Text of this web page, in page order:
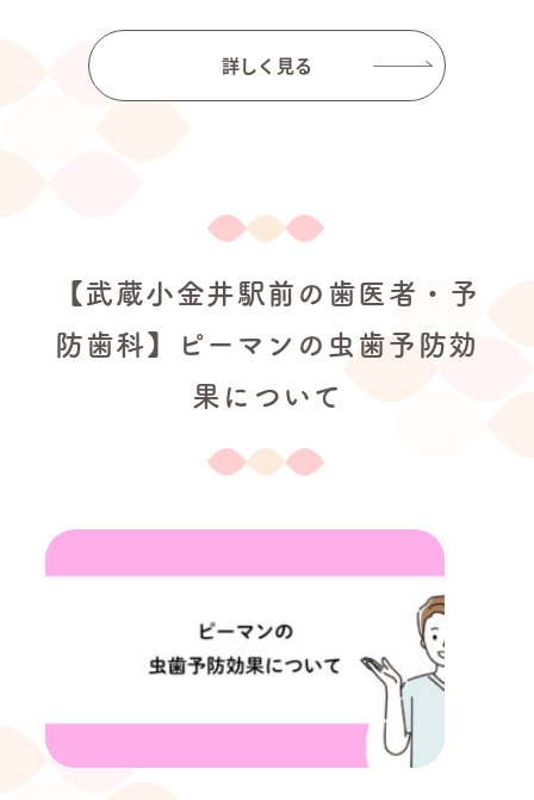
詳しく見る
【武蔵小金井駅前の歯医者・予
防歯科】ピーマンの虫歯予防効
果について